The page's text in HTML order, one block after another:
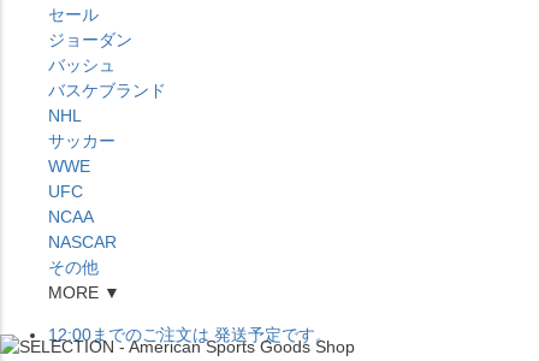
セール
ジョーダン
バッシュ
バスケブランド
NHL
サッカー
WWE
UFC
NCAA
NASCAR
その他
MORE ▼
12:00までのご注文は 発送予定です。